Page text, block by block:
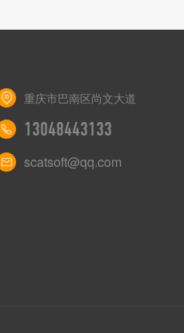
重庆市巴南区尚文大道
13048443133
scatsoft@qq.com